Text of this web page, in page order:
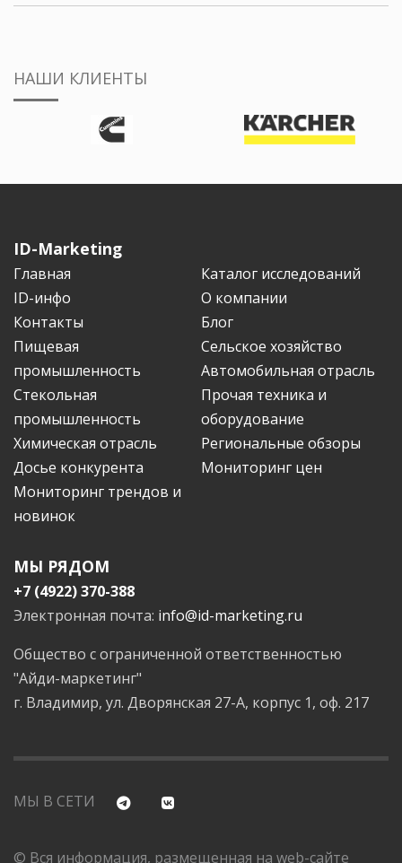
НАШИ КЛИЕНТЫ
ID-Marketing
Главная
Каталог исследований
ID-инфо
О компании
Контакты
Блог
Пищевая
промышленность
Сельское хозяйство
Автомобильная отрасль
Стекольная
промышленность
Прочая техника и
оборудование
Химическая отрасль
Региональные обзоры
Досье конкурента
Мониторинг цен
Мониторинг трендов и
новинок
МЫ РЯДОМ
+7 (4922) 370-388
Электронная почта: info@id-marketing.ru
Общество с ограниченной ответственностью
"Айди-маркетинг"
г. Владимир, ул. Дворянская 27-А, корпус 1, оф. 217
МЫ В СЕТИ
© Вся информация, размещенная на web-сайте